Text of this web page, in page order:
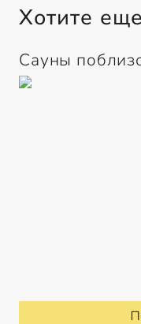
Хотите
Сауны